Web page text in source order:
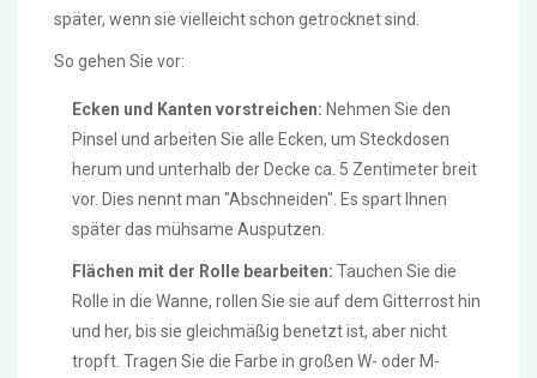
später, wenn sie vielleicht schon getrocknet sind.
So gehen Sie vor:
Ecken und Kanten vorstreichen: Nehmen Sie den
Pinsel und arbeiten Sie alle Ecken, um Steckdosen
herum und unterhalb der Decke ca. 5 Zentimeter breit
vor. Dies nennt man "Abschneiden". Es spart Ihnen
später das mühsame Ausputzen.
Flächen mit der Rolle bearbeiten: Tauchen Sie die
Rolle in die Wanne, rollen Sie sie auf dem Gitterrost hin
und her, bis sie gleichmäßig benetzt ist, aber nicht
tropft. Tragen Sie die Farbe in großen W- oder M-